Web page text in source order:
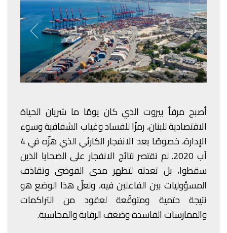
أصبح مرفأ بيروت الذي كان يومًا ما شريان الحياة
الاقتصادية للبنان، رمزًا للفساد وغياب الشفافية وسوء
الإدارة، خصوصًا بعد الانفجار الكارثي الذي هزّه في 4
آب 2020. لم تقتصر نتائج الانفجار على الضحايا الذين
سقطوا، بل تعدته لتظهر مدى الفوضى وتقاذف
المسؤوليات بين الفاعلين فيه، ولعلّ هذا الوضع هو
نتيجة حتمية ومتوقّعة لعقود من التراكمات
والممارسات الفاسدة وضعف الرقابة والمحاسبة.